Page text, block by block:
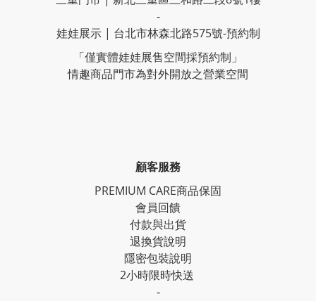
-
娃娃展示 | 台北市林森北路575號-預約制
「僅實體娃娃展售空間採預約制」
情趣商品門市為對外開放之營業空間
顧客服務
PREMIUM CARE商品保固
會員回饋
付款與出貨
退換貨說明
隱密包裝說明
2小時限時快送
-